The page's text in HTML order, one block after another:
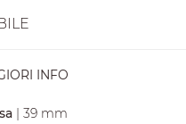
INFO
| 39 mm